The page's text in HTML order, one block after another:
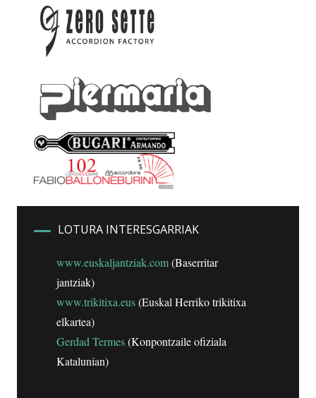
LOTURA INTERESGARRIAK
www.euskaljantziak.com(Baserritar
jantziak)
www.trikitixa.eus(Euskal Herriko trikitixa
elkartea)
Gerdad Termes(Konpontzaile ofiziala
Katalunian)